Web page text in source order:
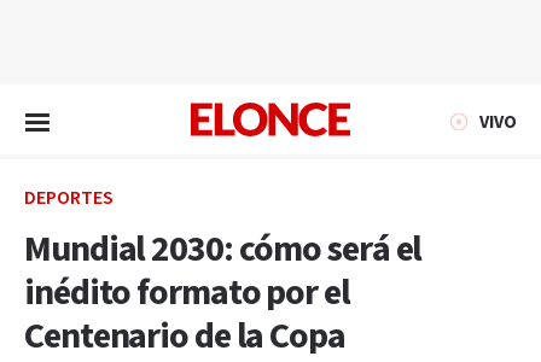
VIVO
DEPORTES
Mundial 2030: cómo será el
inédito formato por el
Centenario de la Copa